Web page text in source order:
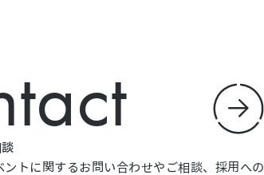
ントに関するお問い合わせやご相談、採用への